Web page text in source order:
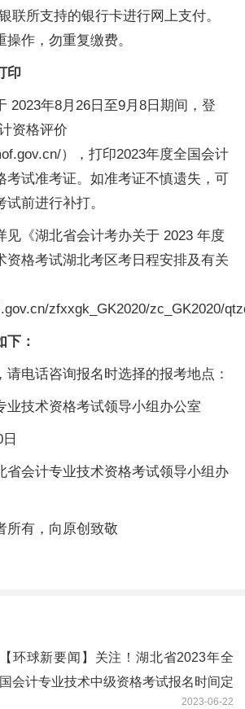
联所支持的银行卡进行网上支付。
作，勿重复缴费。
印
2023年8月26日至9月8日期间，登
资格评价
），打印2023年度全国会计
考试准考证。如准考证不慎遗失，可
前进行补打。
见《湖北省会计考办关于 2023 年度
资格考试湖北考区考日程安排及有关
zfxxgk_GK2020/zc_GK2020/
下：
请电话咨询报名时选择的报考地点：
业技术资格考试领导小组办公室
省会计专业技术资格考试领导小组办
所有，向原创致敬
【环球新要闻】关注！湖北省2023年全
国会计专业技术中级资格考试报名时间定
2023-06-22